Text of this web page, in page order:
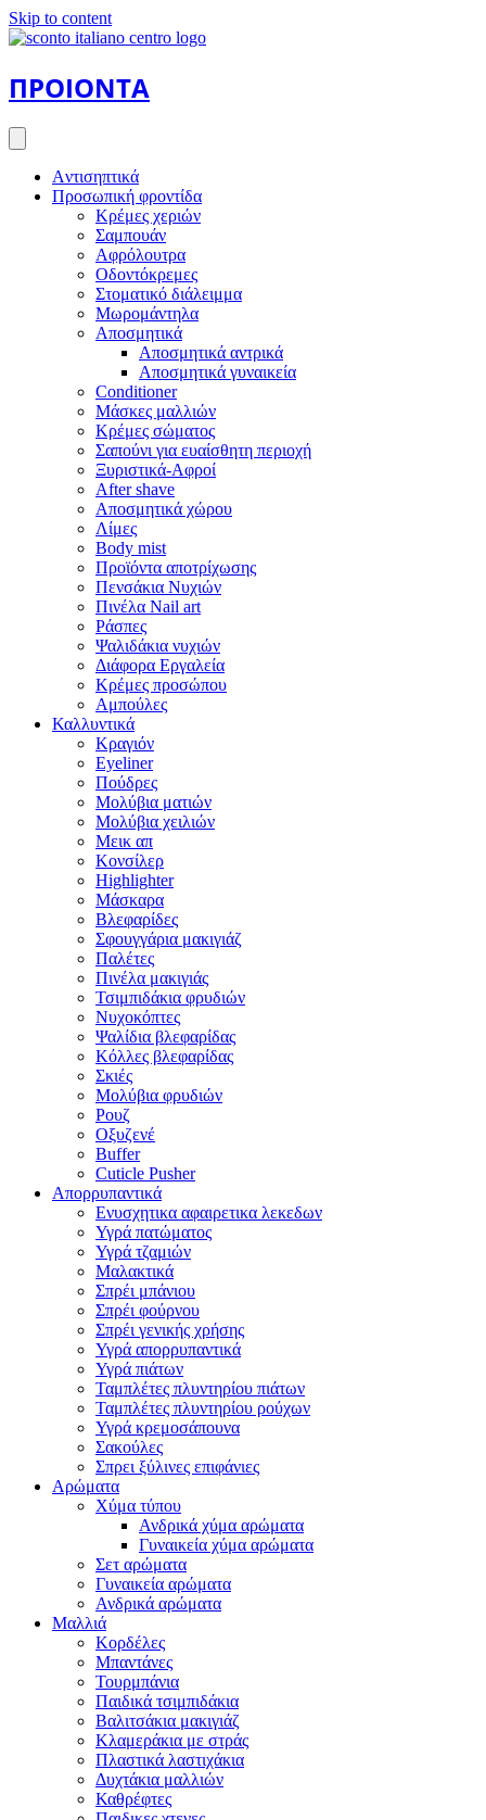
Skip to content
ΠΡΟΙΟΝΤΑ
Aντισηπτικά
Προσωπική φροντίδα
Κρέμες χεριών
Σαμπουάν
Αφρόλουτρα
Οδοντόκρεμες
Στοματικό διάλειμμα
Μωρομάντηλα
Αποσμητικά
Αποσμητικά αντρικά
Αποσμητικά γυναικεία
Conditioner
Μάσκες μαλλιών
Κρέμες σώματος
Σαπούνι για ευαίσθητη περιοχή
Ξυριστικά-Αφροί
After shave
Αποσμητικά χώρου
Λίμες
Body mist
Προϊόντα αποτρίχωσης
Πενσάκια Νυχιών
Πινέλα Nail art
Ράσπες
Ψαλιδάκια νυχιών
Διάφορα Εργαλεία
Κρέμες προσώπου
Αμπούλες
Καλλυντικά
Κραγιόν
Eyeliner
Πούδρες
Μολύβια ματιών
Μολύβια χειλιών
Μεικ απ
Κονσίλερ
Highlighter
Μάσκαρα
Βλεφαρίδες
Σφουγγάρια μακιγιάζ
Παλέτες
Πινέλα μακιγιάς
Τσιμπιδάκια φρυδιών
Νυχοκόπτες
Ψαλίδια βλεφαρίδας
Κόλλες βλεφαρίδας
Σκιές
Μολύβια φρυδιών
Ρουζ
Οξυζενέ
Buffer
Cuticle Pusher
Απορρυπαντικά
Eνυσχητικα αφαιρετικα λεκεδων
Υγρά πατώματος
Υγρά τζαμιών
Μαλακτικά
Σπρέι μπάνιου
Σπρέι φούρνου
Σπρέι γενικής χρήσης
Υγρά απορρυπαντικά
Υγρά πιάτων
Ταμπλέτες πλυντηρίου πιάτων
Ταμπλέτες πλυντηρίου ρούχων
Υγρά κρεμοσάπουνα
Σακούλες
Σπρει ξύλινες επιφάνιες
Αρώματα
Χύμα τύπου
Ανδρικά χύμα αρώματα
Γυναικεία χύμα αρώματα
Σετ αρώματα
Γυναικεία αρώματα
Ανδρικά αρώματα
Μαλλιά
Κορδέλες
Μπαντάνες
Τουρμπάνια
Παιδικά τσιμπιδάκια
Βαλιτσάκια μακιγιάζ
Κλαμεράκια με στράς
Πλαστικά λαστιχάκια
Δυχτάκια μαλλιών
Καθρέφτες